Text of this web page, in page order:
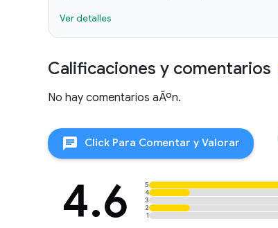
Ver detalles
Calificaciones y comentarios
No hay comentarios aÃºn.
chat Click Para Comentar y Valorar
4.6
5
4
3
2
1